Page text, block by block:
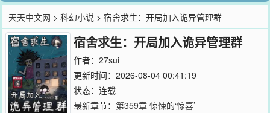
天天中文网 >科幻小说 > 宿舍求生：开局加入诡异管理群
宿舍求生：开局加入诡异管理群
作者： 27sui
更新时间：2026-08-04 00:41:19
状态：连载
最新章节： 第359章 惊悚的‘惊喜’